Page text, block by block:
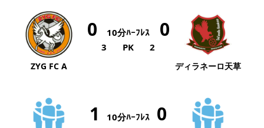
ZYG FC A
0 10分ﾊｰﾌﾚｽ 0
3 PK 2
ディラネーロ天草
1 10分ﾊｰﾌﾚｽ 0